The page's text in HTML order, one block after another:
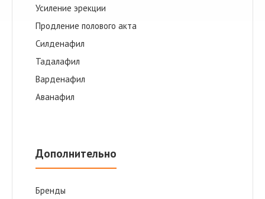
Усиление эрекции
Продление полового акта
Cилденафил
Тадалафил
Варденафил
Аванафил
Дополнительно
Бренды